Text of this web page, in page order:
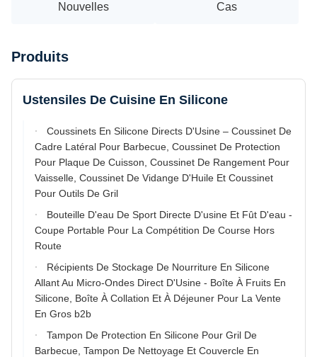
Nouvelles Cas
Produits
Ustensiles De Cuisine En Silicone
Coussinets En Silicone Directs D'Usine – Coussinet De
Cadre Latéral Pour Barbecue, Coussinet De Protection
Pour Plaque De Cuisson, Coussinet De Rangement Pour
Vaisselle, Coussinet De Vidange D'Huile Et Coussinet
Pour Outils De Gril
Bouteille D'eau De Sport Directe D'usine Et Fût D'eau -
Coupe Portable Pour La Compétition De Course Hors
Route
Récipients De Stockage De Nourriture En Silicone
Allant Au Micro-Ondes Direct D'Usine - Boîte À Fruits En
Silicone, Boîte À Collation Et À Déjeuner Pour La Vente
En Gros b2b
Tampon De Protection En Silicone Pour Gril De
Barbecue, Tampon De Nettoyage Et Couvercle En